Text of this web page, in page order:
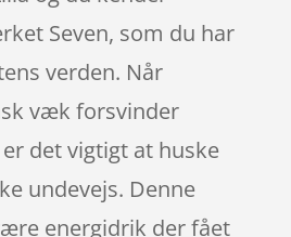
Seven, som du har
verden. Når
væk forsvinder
det vigtigt at huske
undevejs. Denne
energidrik der fået